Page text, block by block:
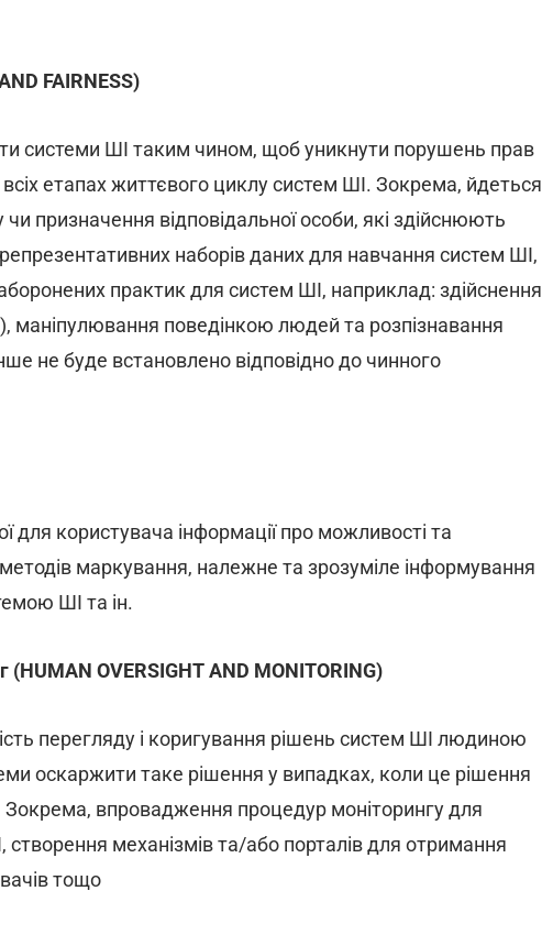
FAIRNESS)
системи ШІ таким чином, щоб уникнути порушень прав
етапах життєвого циклу систем ШІ. Зокрема, йдеться
призначення відповідальної особи, які здійснюють
наборів даних для навчання систем ШІ,
практик для систем ШІ, наприклад: здійснення
маніпулювання поведінкою людей та розпізнавання
не буде встановлено відповідно до чинного
для користувача інформації про можливості та
маркування, належне та зрозуміле інформування
ШІ та ін.
OVERSIGHT AND MONITORING)
перегляду і коригування рішень систем ШІ людиною
оскаржити таке рішення у випадках, коли це рішення
Зокрема, впровадження процедур моніторингу для
створення механізмів та/або порталів для отримання
тощо